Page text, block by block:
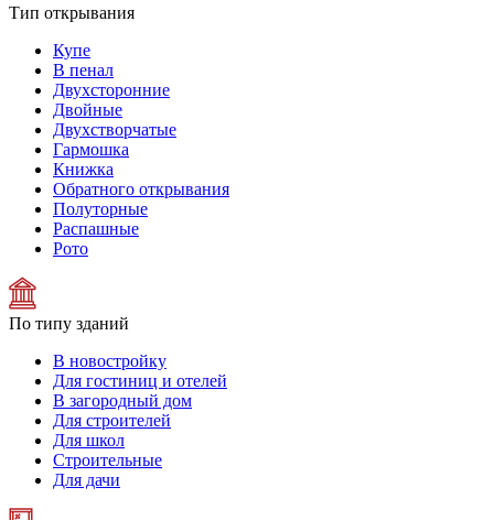
Тип открывания
Купе
В пенал
Двухсторонние
Двойные
Двухстворчатые
Гармошка
Книжка
Обратного открывания
Полуторные
Распашные
Рото
По типу зданий
В новостройку
Для гостиниц и отелей
В загородный дом
Для строителей
Для школ
Строительные
Для дачи